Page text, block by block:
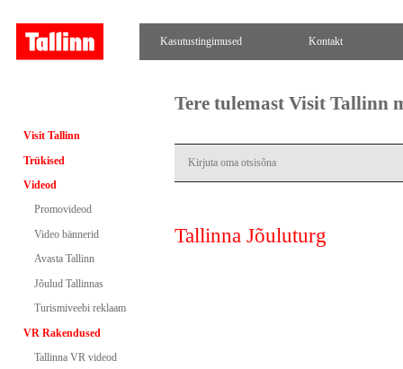
Kasutustingimused Kontakt
Visit Tallinn
Trükised
Videod
Promovideod
Video bännerid
Avasta Tallinn
Jõulud Tallinnas
Turismiveebi reklaam
VR Rakendused
Tallinna VR videod
Tere tulemast Visit Tallinn
Tallinna Jõuluturg